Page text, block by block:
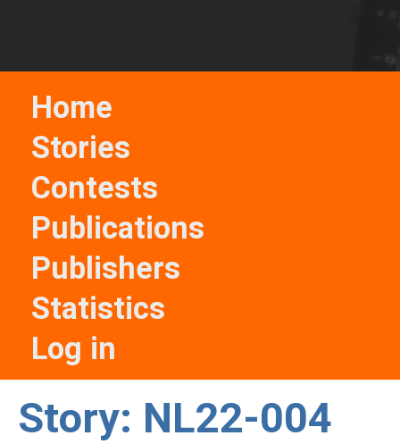
Home
Stories
Contests
Publications
Publishers
Statistics
Log in
Story: NL22-004